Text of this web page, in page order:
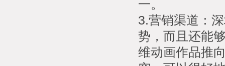
一。
3.营销渠道：
势，而且还能
维动画作品推